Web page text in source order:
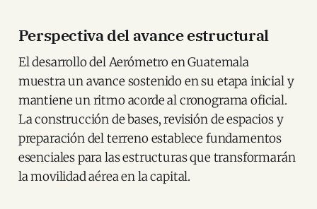
Perspectiva del avance estructural
El desarrollo del Aerómetro en Guatemala
muestra un avance sostenido en su etapa inicial y
mantiene un ritmo acorde al cronograma oficial.
La construcción de bases, revisión de espacios y
preparación del terreno establece fundamentos
esenciales para las estructuras que transformarán
la movilidad aérea en la capital.